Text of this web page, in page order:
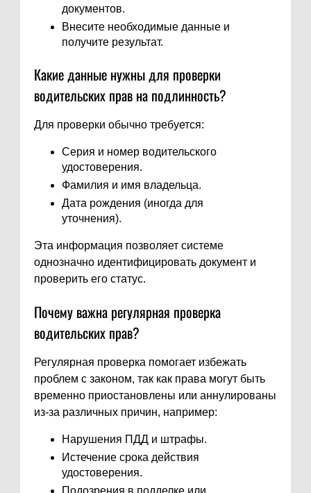
документов.
Внесите необходимые данные и
получите результат.
Какие данные нужны для проверки
водительских прав на подлинность?
Для проверки обычно требуется:
Серия и номер водительского
удостоверения.
Фамилия и имя владельца.
Дата рождения (иногда для
уточнения).
Эта информация позволяет системе
однозначно идентифицировать документ и
проверить его статус.
Почему важна регулярная проверка
водительских прав?
Регулярная проверка помогает избежать
проблем с законом, так как права могут быть
временно приостановлены или аннулированы
из-за различных причин, например:
Нарушения ПДД и штрафы.
Истечение срока действия
удостоверения.
Подозрения в подделке или